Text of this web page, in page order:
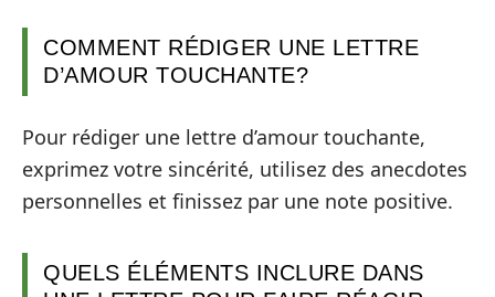
COMMENT RÉDIGER UNE LETTRE
D’AMOUR TOUCHANTE?
Pour rédiger une lettre d’amour touchante,
exprimez votre sincérité, utilisez des anecdotes
personnelles et finissez par une note positive.
QUELS ÉLÉMENTS INCLURE DANS